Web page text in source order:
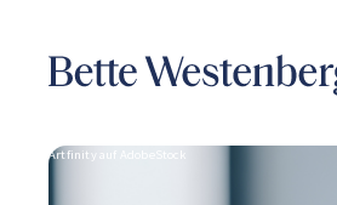
Artfinity auf AdobeStock